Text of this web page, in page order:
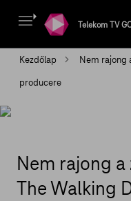
Telekom TV
Kezdőlap
Nem rajong
producere
Nem rajong
The Walking